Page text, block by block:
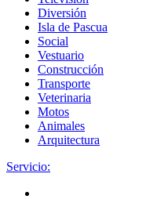
Diversión
Isla de Pascua
Social
Vestuario
Construcción
Transporte
Veterinaria
Motos
Animales
Arquitectura
Servicio: